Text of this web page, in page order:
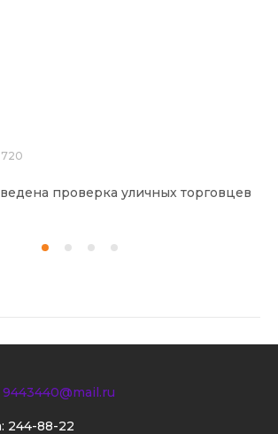
720
проверка уличных торговцев
9443440@mail.ru
244-88-22